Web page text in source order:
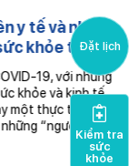
y tế và những
khỏe tâm
19, với những
khỏe và kinh tế,
một thực tế đáng
“người hùng…
Đặt lịch
Kiểm tra
sức
khỏe